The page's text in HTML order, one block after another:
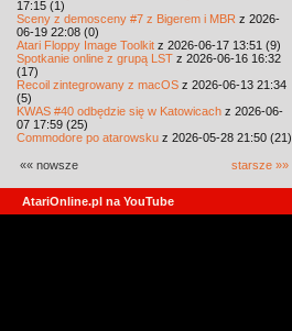
17:15 (1)
Sceny z demosceny #7 z Bigerem i MBR z 2026-
06-19 22:08 (0)
Atari Floppy Image Toolkit z 2026-06-17 13:51 (9)
Spotkanie online z grupą LST z 2026-06-16 16:32
(17)
Recoil zintegrowany z macOS z 2026-06-13 21:34
(5)
KWAS #40 odbędzie się w Katowicach z 2026-06-
07 17:59 (25)
Commodore po atarowsku z 2026-05-28 21:50 (21)
«« nowsze starsze »»
AtariOnline.pl na YouTube